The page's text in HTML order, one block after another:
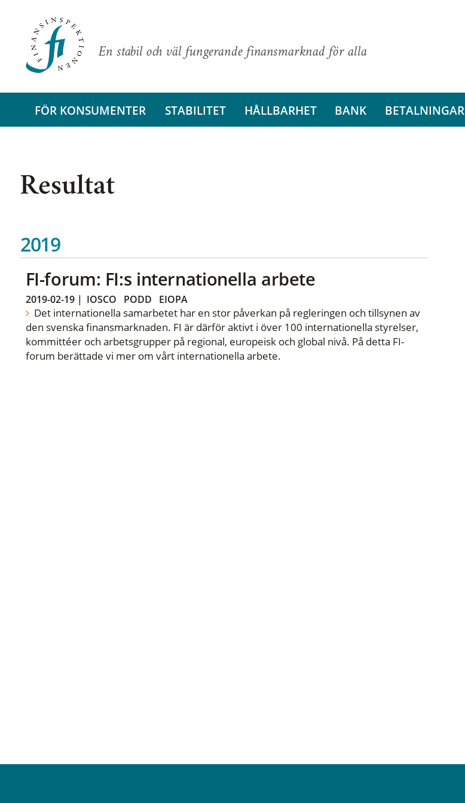
En stabil och väl fungerande finansmarknad för alla
FÖR KONSUMENTER STABILITET HÅLLBARHET BANK BETALNINGAR
Resultat
2019
FI-forum: FI:s internationella arbete
2019-02-19| IOSCO PODD EIOPA
Det internationella samarbetet har en stor påverkan på regleringen och tillsynen av
den svenska finansmarknaden. FI är därför aktivt i över 100 internationella styrelser,
kommittéer och arbetsgrupper på regional, europeisk och global nivå. På detta FI-
forum berättade vi mer om vårt internationella arbete.